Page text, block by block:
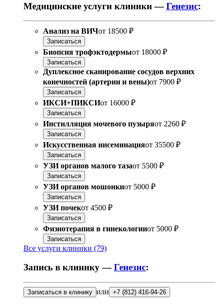
Медицинские услуги клиники —Генезис:
Анализ на ВИЧот 18500 ₽
Записаться
Биопсия трофэктодермыот 18000 ₽
Записаться
Дуплексное сканирование сосудов верхних
конечностей (артерии и вены)от 7900 ₽
Записаться
ИКСИ+ПИКСИот 16000 ₽
Записаться
Инстилляция мочевого пузыряот 2260 ₽
Записаться
Искусственная инсеминацияот 35500 ₽
Записаться
УЗИ органов малого тазаот 5500 ₽
Записаться
УЗИ органов мошонкиот 5000 ₽
Записаться
УЗИ почекот 4500 ₽
Записаться
Физиотерапия в гинекологииот 5000 ₽
Записаться
Все услуги клиники (79)
Запись в клинику —Генезис:
Записаться в клинику или +7 (812) 416-94-26